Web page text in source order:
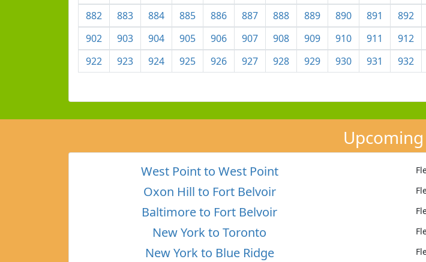
882
883 884 885 886 887 888 889 890 891 892
902
903 904 905 906 907 908 909 910 911 912
922
923 924 925 926 927 928 929 930 931 932
West Point to West Point
Oxon Hill to Fort Belvoir
Baltimore to Fort Belvoir
New York to Toronto
New York to Blue Ridge